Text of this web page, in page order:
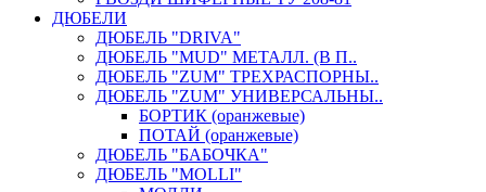
ДЮБЕЛИ
ДЮБЕЛЬ "DRIVA"
ДЮБЕЛЬ "MUD" МЕТАЛЛ. (В П..
ДЮБЕЛЬ "ZUM" ТРЕХРАСПОРНЫ..
ДЮБЕЛЬ "ZUM" УНИВЕРСАЛЬНЫ..
БОРТИК (оранжевые)
ПОТАЙ (оранжевые)
ДЮБЕЛЬ "БАБОЧКА"
ДЮБЕЛЬ "МOLLI"